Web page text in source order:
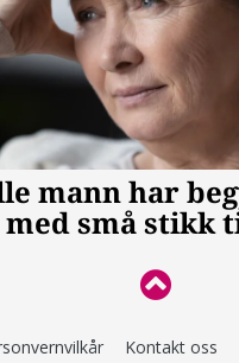
Kontakt oss